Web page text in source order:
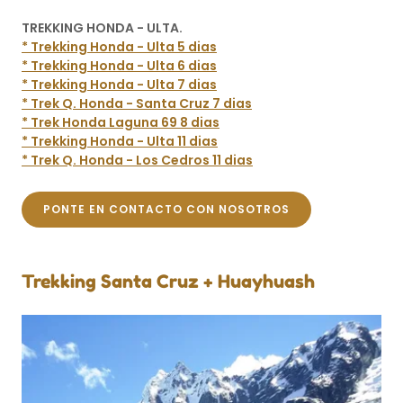
TREKKING HONDA - ULTA.
* Trekking Honda - Ulta 5 dias
* Trekking Honda - Ulta 6 dias
* Trekking Honda - Ulta 7 dias
* Trek Q. Honda - Santa Cruz 7 dias
* Trek Honda Laguna 69 8 dias
* Trekking Honda - Ulta 11 dias
* Trek Q. Honda - Los Cedros 11 dias
PONTE EN CONTACTO CON NOSOTROS
Trekking Santa Cruz + Huayhuash